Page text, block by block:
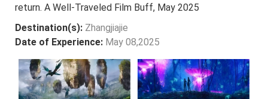
return. A Well-Traveled Film Buff, May 2025
Destination(s): Zhangjiajie
Date of Experience: May 08,2025